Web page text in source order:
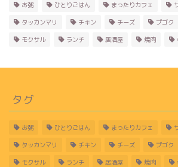
お粥 ひとりごはん まったりカフェ
タッカンマリ チキン チーズ プゴク
モクサル ランチ 居酒屋 焼肉
タグ
お粥 ひとりごはん まったりカフェ
タッカンマリ チキン チーズ プゴク
モクサル ランチ 居酒屋 焼肉